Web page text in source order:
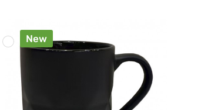
New